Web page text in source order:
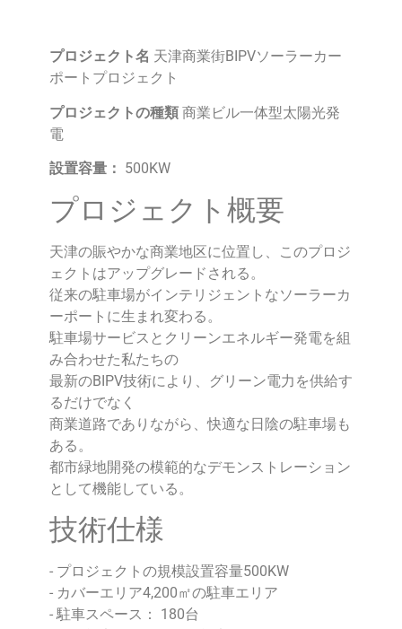
プロジェクト名 天津商業街BIPVソーラーカー
ポートプロジェクト
プロジェクトの種類 商業ビル一体型太陽光発
電
設置容量： 500KW
プロジェクト概要
天津の賑やかな商業地区に位置し、このプロジ
ェクトはアップグレードされる。
従来の駐車場がインテリジェントなソーラーカ
ーポートに生まれ変わる。
駐車場サービスとクリーンエネルギー発電を組
み合わせた私たちの
最新のBIPV技術により、グリーン電力を供給す
るだけでなく
商業道路でありながら、快適な日陰の駐車場も
ある。
都市緑地開発の模範的なデモンストレーション
として機能している。
技術仕様
- プロジェクトの規模設置容量500KW
- カバーエリア4,200㎡の駐車エリア
- 駐車スペース： 180台